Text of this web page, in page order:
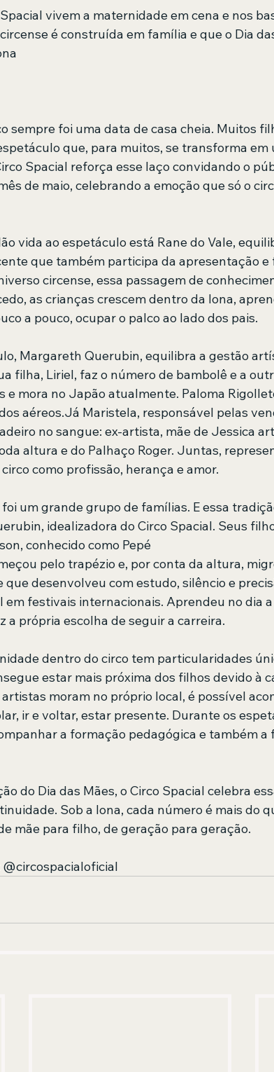
é construída em família e que o Dia
sempre foi uma data de casa cheia. Muitos
que, para muitos, se transforma em
Spacial reforça esse laço convidando o
de maio, celebrando a emoção que só o
vida ao espetáculo está Rane do Vale,
que também participa da apresentação e
circense, essa passagem de
as crianças crescem dentro da lona,
a pouco, ocupar o palco ao lado dos pais.
Margareth Querubin, equilibra a gestão
filha, Liriel, faz o número de bambolê e a
e mora no Japão atualmente. Paloma
aéreos.Já Maristela, responsável pelas
no sangue: ex-artista, mãe de Jessica
altura e do Palhaço Roger. Juntas,
como profissão, herança e amor.
um grande grupo de famílias. E essa
idealizadora do Circo Spacial. Seus
conhecido como Pepé
pelo trapézio e, por conta da altura,
que desenvolveu com estudo, silêncio e
em festivais internacionais. Aprendeu no dia
a própria escolha de seguir a carreira.
dentro do circo tem particularidades
estar mais próxima dos filhos devido à
moram no próprio local, é possível
ir e voltar, estar presente. Durante os
a formação pedagógica e também
do Dia das Mães, o Circo Spacial celebra
Sob a lona, cada número é mais do
mãe para filho, de geração para geração.